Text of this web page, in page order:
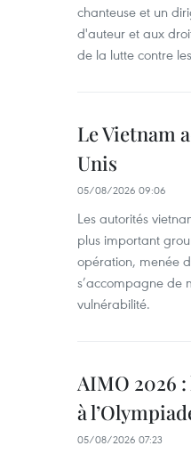
chanteuse et un
d'auteur et aux
de la lutte contre
Le Vietnam
Unis
05/08/2026 09:06
Les autorités
plus important
opération, menée
s’accompagne de
vulnérabilité.
AIMO 2026
à
05/08/2026 07:23